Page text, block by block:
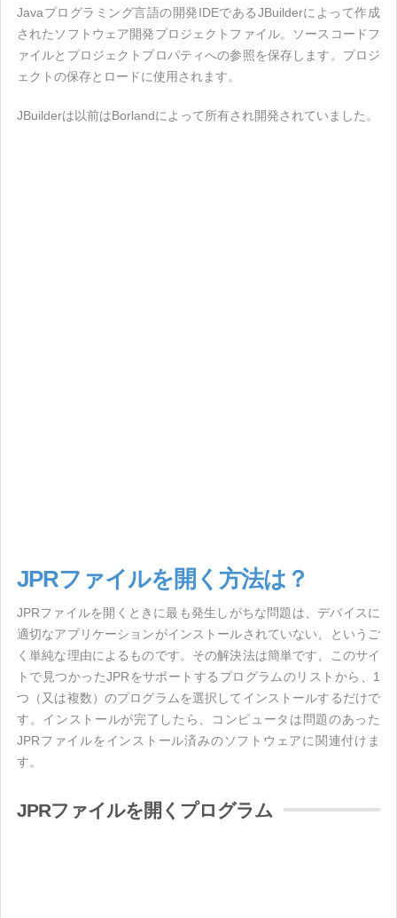
Javaプログラミング言語の開発IDEであるJBuilderによって作成
されたソフトウェア開発プロジェクトファイル。ソースコードフ
ァイルとプロジェクトプロパティへの参照を保存します。プロジ
ェクトの保存とロードに使用されます。
JBuilderは以前はBorlandによって所有され開発されていました。
JPRファイルを開く方法は？
JPRファイルを開くときに最も発生しがちな問題は、デバイスに
適切なアプリケーションがインストールされていない、というご
く単純な理由によるものです。その解決法は簡単です、このサイ
トで見つかったJPRをサポートするプログラムのリストから、1
つ（又は複数）のプログラムを選択してインストールするだけで
す。インストールが完了したら、コンピュータは問題のあった
JPRファイルをインストール済みのソフトウェアに関連付けま
す。
JPRファイルを開くプログラム